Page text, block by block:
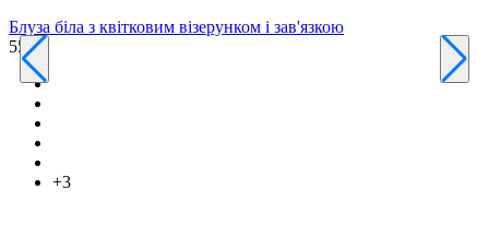
Блуза біла з квітковим візерунком і зав'язкою
550 ₴
+3